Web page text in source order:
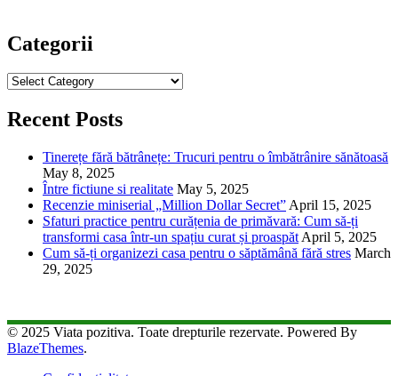
Categorii
Categorii
Recent Posts
Tinerețe fără bătrânețe: Trucuri pentru o îmbătrânire sănătoasă
May 8, 2025
Între fictiune si realitate May 5, 2025
Recenzie miniserial „Million Dollar Secret” April 15, 2025
Sfaturi practice pentru curățenia de primăvară: Cum să-ți
transformi casa într-un spațiu curat și proaspăt April 5, 2025
Cum să-ți organizezi casa pentru o săptămână fără stres March
29, 2025
© 2025 Viata pozitiva. Toate drepturile rezervate. Powered By
BlazeThemes.